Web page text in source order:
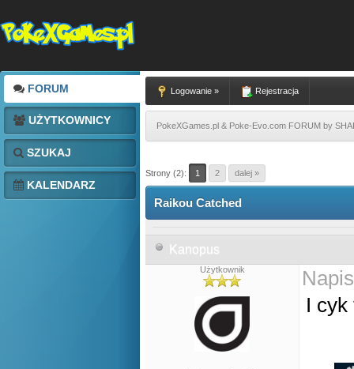
FORUM
UŻYTKOWNICY
SZUKAJ
KALENDARZ
Logowanie » Rejestracja
PokeXGames.pl & Poke-Evo.com FORUM by
Strony (2): 1 2 dalej »
Raikou Catched
Kanopus
Użytkownik
I